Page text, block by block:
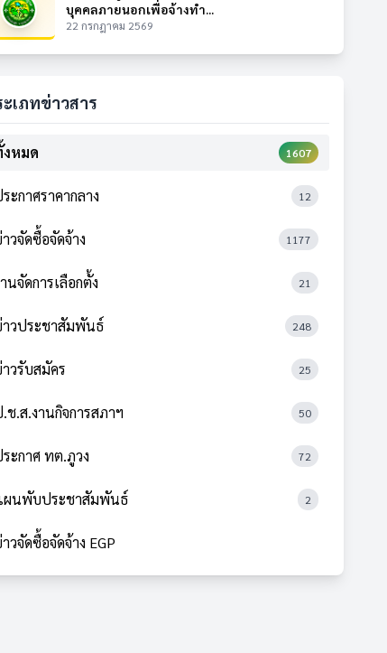
บุคคลภายนอกเพื่อจ้างทำ...
22 กรกฎาคม 2569
เภทข่าวสาร
งหมด 1607
ะกาศราคากลาง 12
วจัดซื้อจัดจ้าง 1177
นจัดการเลือกตั้ง 21
วประชาสัมพันธ์ 248
วรับสมัคร 25
ช.ส.งานกิจการสภาฯ 50
ะกาศ ทต.ภูวง 72
ผนพับประชาสัมพันธ์ 2
วจัดซื้อจัดจ้าง EGP